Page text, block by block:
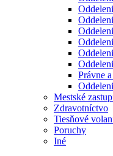
Právne
Mestské
Zdravotníctvo
Tiesňové
Poruchy
Iné